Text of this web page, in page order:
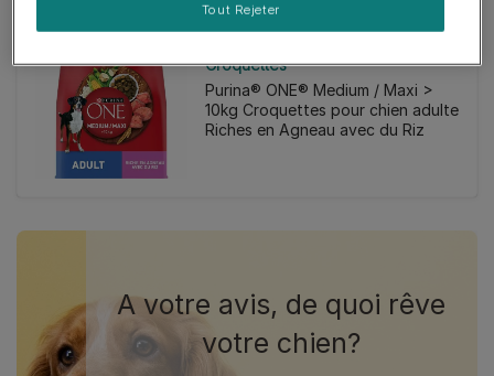
Croquettes
Purina® ONE® Medium / Maxi >
10kg Croquettes pour chien adulte
Riches en Agneau avec du Riz
A votre avis, de quoi rêve
votre chien?
Tout Rejeter